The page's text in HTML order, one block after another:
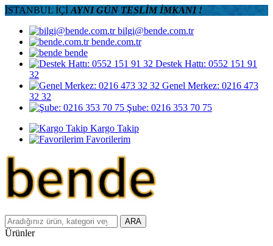
İSTANBUL İÇİ AYNI GÜN TESLİM İMKANI !
bilgi@bende.com.tr
bende.com.tr
bende
Destek Hattı: 0552 151 91
32
Genel Merkez: 0216 473
32 32
Şube: 0216 353 70 75
Kargo Takip
Favorilerim
ARA
Ürünler